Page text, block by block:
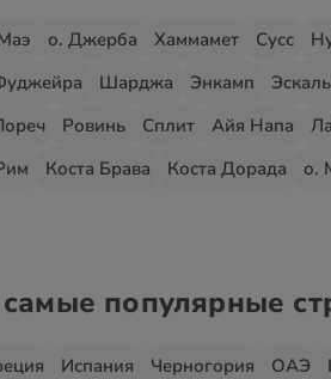
о. Джерба Хаммамет Сусс
Шарджа Энкамп
Ровинь Сплит Айя Напа
Коста Брава Коста Дорада о.
популярные
Испания Черногория ОАЭ